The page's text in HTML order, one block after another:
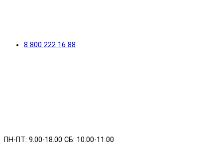
8 800 222 16 88
ПН-ПТ: 9.00-18.00 СБ: 10.00-11.00